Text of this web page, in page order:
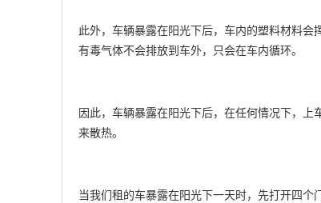
此外，车辆暴露在阳光下后，车内的塑料材料
有毒气体不会排放到车外，只会在车内循环。
因此，车辆暴露在阳光下后，在任何情况下，
来散热。
当我们租的车暴露在阳光下一天时，先打开四个